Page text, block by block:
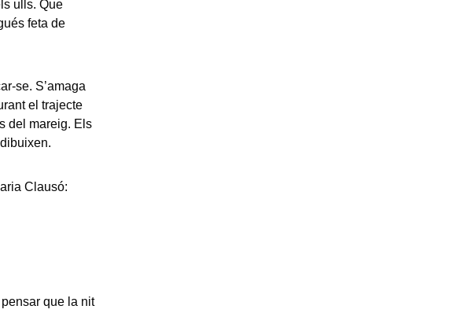
ulls. Que
feta de
se. S’amaga
el trajecte
del mareig. Els
Clausó:
que la nit